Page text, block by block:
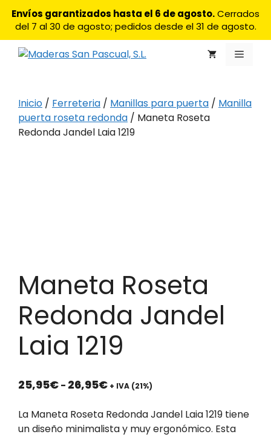
Envíos garantizados hasta el 6 de agosto.Cerrados
del 7 al 30 de agosto; pedidos desde el 31 de agosto.
Menú
Inicio / Ferreteria / Manillas para puerta / Manilla
puerta roseta redonda / Maneta Roseta
Redonda Jandel Laia 1219
Maneta Roseta
Redonda Jandel
Laia 1219
25,95€- 26,95€Rango
precios:
desde
+ IVA (21%)
La Maneta Roseta Redonda Jandel Laia 1219 tiene
un diseño minimalista y muy ergonómico. Esta